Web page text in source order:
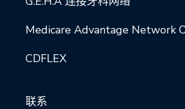
Medicare Advantage Network
CDFLEX
联系